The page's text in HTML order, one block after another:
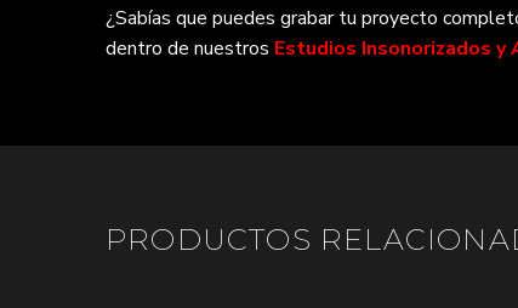
¿Sabías que puedes grabar tu proyecto
dentro de nuestros Estudios Insonorizados y
PRODUCTOS